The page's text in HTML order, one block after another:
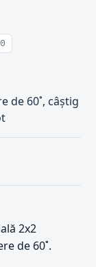
de 60˚, câștig
2x2
de 60˚.